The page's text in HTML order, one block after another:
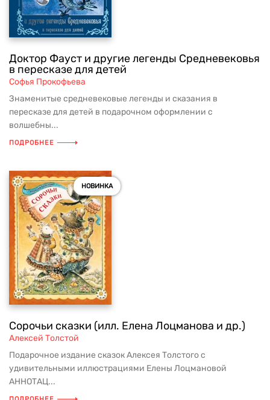
Доктор Фауст и другие легенды Средневековья
в пересказе для детей
Софья Прокофьева
Знаменитые средневековые легенды и сказания в
пересказе для детей в подарочном оформлении с
волшебны...
ПОДРОБНЕЕ
НОВИНКА
Сорочьи сказки (илл. Елена Лоцманова и др.)
Алексей Толстой
Подарочное издание сказок Алексея Толстого с
удивительными иллюстрациями Елены Лоцмановой
АННОТАЦ...